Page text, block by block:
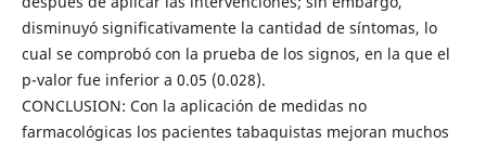
disminuyó significativamente la cantidad de síntomas, lo
cual se comprobó con la prueba de los signos, en la que el
p-valor fue inferior a 0.05 (0.028).
CONCLUSION: Con la aplicación de medidas no
farmacológicas los pacientes tabaquistas mejoran muchos